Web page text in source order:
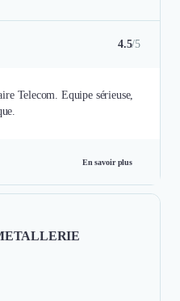
4.5/5
Telecom. Equipe sérieuse,
En savoir plus